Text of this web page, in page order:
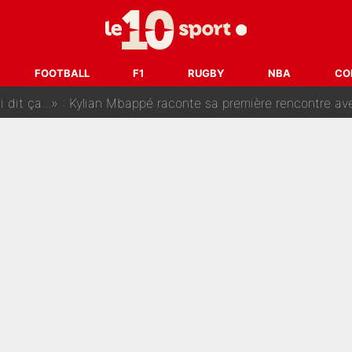
FOOTBALL F1 RUGBY NBA
les inséparables Kylian Mbappé et Achraf Hakimi
ses vacances, la star du XV de France a perdu sa
ça...» : Kylian Mbappé raconte sa première rencontre avec